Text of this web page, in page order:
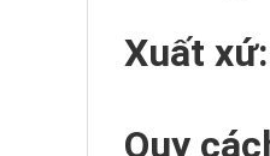
Xuất xứ:
Quy